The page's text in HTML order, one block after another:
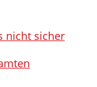
nicht sicher